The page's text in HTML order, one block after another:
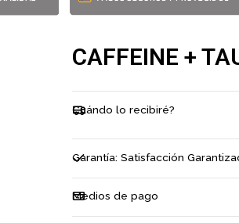
CAFFEINE +
Cuándo lo recibiré?
Garantía: Satisfacción
Medios de pago